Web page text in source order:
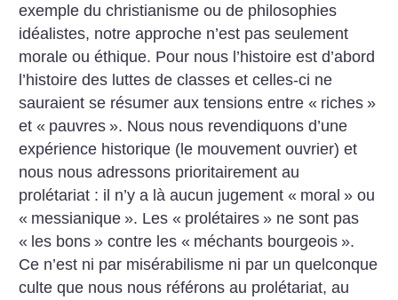
exemple du christianisme ou de philosophies
idéalistes, notre approche n’est pas seulement
morale ou éthique. Pour nous l’histoire est d’abord
l’histoire des luttes de classes et celles-ci ne
sauraient se résumer aux tensions entre « riches »
et « pauvres ». Nous nous revendiquons d’une
expérience historique (le mouvement ouvrier) et
nous nous adressons prioritairement au
prolétariat : il n’y a là aucun jugement « moral » ou
« messianique ». Les « prolétaires » ne sont pas
« les bons » contre les « méchants bourgeois ».
Ce n’est ni par misérabilisme ni par un quelconque
culte que nous nous référons au prolétariat, au